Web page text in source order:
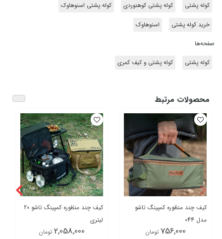
کوله پشتی کوله پشتی کوهنوردی کوله پشتی اسنوهاوک
خرید کوله پشتی اسنوهاوک
صفحه‌ها
کوله پشتی کوله پشتی و کیف کمری
محصولات مرتبط
کیف چند منظوره کمپینگ تاشو
مدل 044
756,000 تومان
کیف چند منظوره کمپینگ تاشو 20
لیتری
2,058,000 تومان